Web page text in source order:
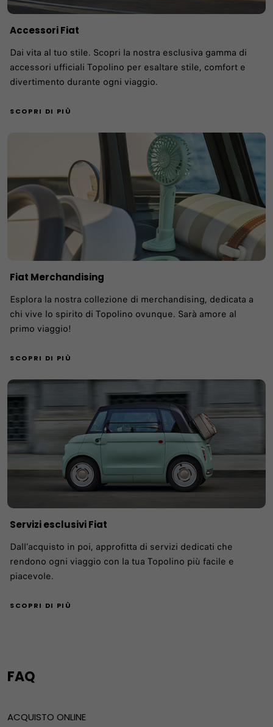
Accessori Fiat
Dai vita al tuo stile. Scopri la nostra esclusiva gamma di
accessori ufficiali Topolino per esaltare stile, comfort e
divertimento durante ogni viaggio.
SCOPRI DI PIÙ
Fiat Merchandising​
Esplora la nostra collezione di merchandising, dedicata a
chi vive lo spirito di Topolino ovunque. Sarà amore al
primo viaggio!
SCOPRI DI PIÙ
Servizi esclusivi Fiat
Dall’acquisto in poi, approfitta di servizi dedicati che
rendono ogni viaggio con la tua Topolino più facile e
piacevole.
SCOPRI DI PIÙ
FAQ
ACQUISTO ONLINE